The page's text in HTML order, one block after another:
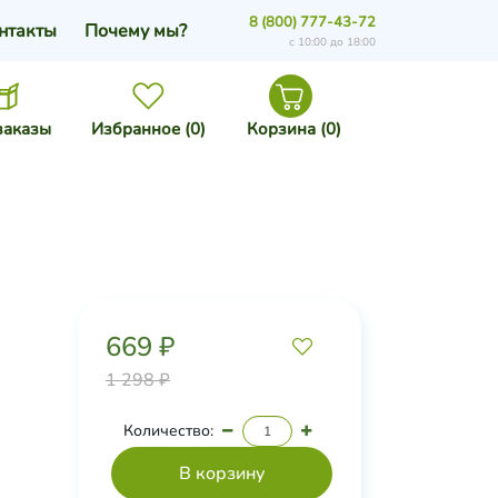
Избранное (0) Корзина (0)
Почему мы? 8 (800) 777-43-72
с 10:00 до 18:00
669 ₽
1 298 ₽
Количество: